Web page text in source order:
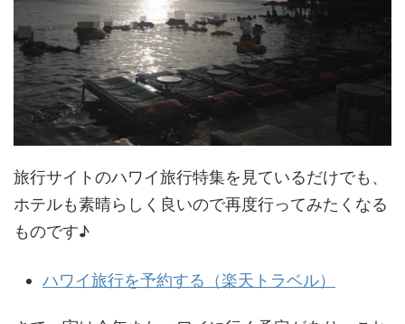
旅行サイトのハワイ旅行特集を見ているだけでも、
ホテルも素晴らしく良いので再度行ってみたくなる
ものです♪
ハワイ旅行を予約する（楽天トラベル）